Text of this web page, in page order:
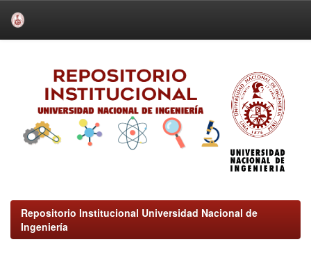
Repositorio Institucional Universidad Nacional de
Ingeniería